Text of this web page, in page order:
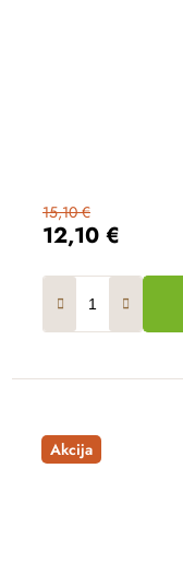
12,10 €
15,10 €
Akcija